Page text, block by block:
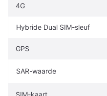
4G
Hybride Dual SIM-sleuf
GPS
SAR-waarde
SIM-kaart